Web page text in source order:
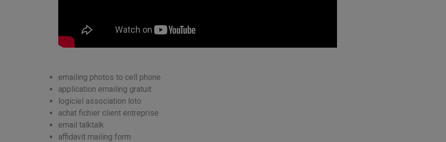
emailing photos to cell phone
application emailing gratuit
logiciel association loto
achat fichier client entreprise
email talktalk
affidavit mailing form